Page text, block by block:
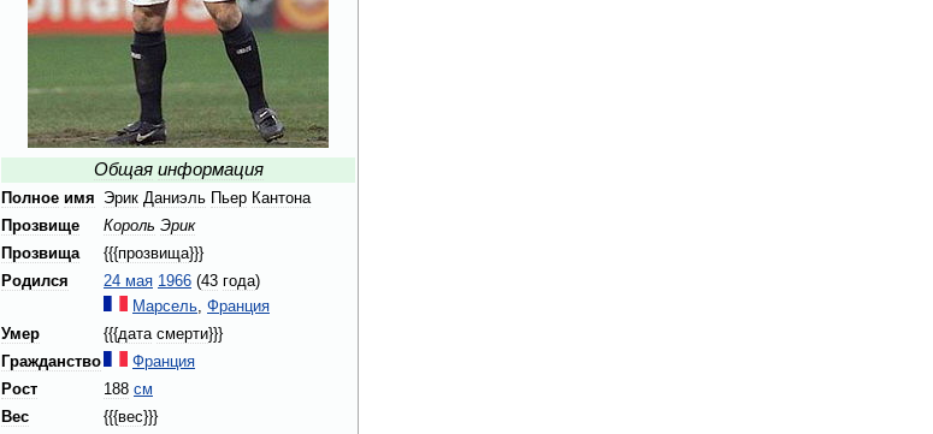
Общая информация
Полное имя Эрик Даниэль Пьер Кантона
Прозвище
Король Эрик
Прозвища
{{{прозвища}}}
Родился
24 мая 1966 (43 года)
Марсель, Франция
Умер
{{{дата смерти}}}
Гражданство
Франция
Рост
188 см
Вес
{{{вес}}}